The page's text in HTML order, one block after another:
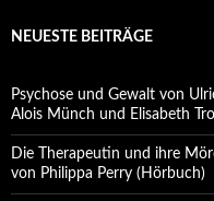
NEUESTE BEITRÄGE
Psychose und Gewalt von
Alois Münch und Elisabeth
Die Therapeutin und ihre
von Philippa Perry (Hörbuch)